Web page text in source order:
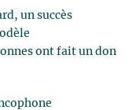
un succès
ont fait un don